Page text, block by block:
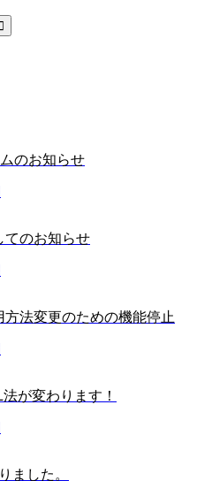
のお知らせ
てのお知らせ
法変更のための機能停止
が変わります！
ました。